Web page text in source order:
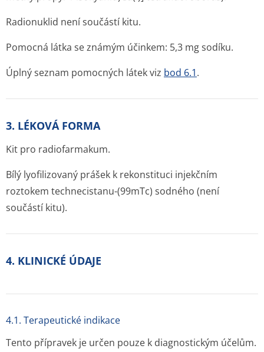
Radionuklid není součástí kitu.
Pomocná látka se známým účinkem: 5,3 mg sodíku.
Úplný seznam pomocných látek viz bod 6.1.
3. LÉKOVÁ FORMA
Kit pro radiofarmakum.
Bílý lyofilizovaný prášek k rekonstituci injekčním
roztokem technecistanu-(99mTc) sodného (není
součástí kitu).
4. KLINICKÉ ÚDAJE
4.1. Terapeutické indikace
Tento přípravek je určen pouze k diagnostickým účelům.